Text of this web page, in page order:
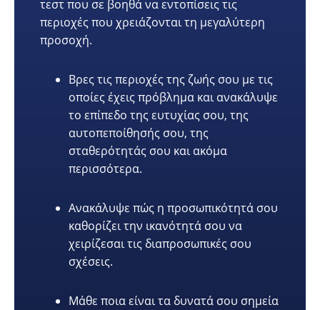
τεστ που σε βοηθά να εντοπίσεις τις
περιοχές που χρειάζονται τη μεγαλύτερη
προσοχή.
Βρες τις περιοχές της ζωής σου με τις
οποίες έχεις πρόβλημα και ανακάλυψε
το επίπεδο της ευτυχίας σου, της
αυτοπεποίθησής σου, της
σταθερότητάς σου και ακόμα
περισσότερα.
Ανακάλυψε πώς η προσωπικότητά σου
καθορίζει την ικανότητά σου να
χειρίζεσαι τις διαπροσωπικές σου
σχέσεις.
Μάθε ποια είναι τα δυνατά σου σημεία